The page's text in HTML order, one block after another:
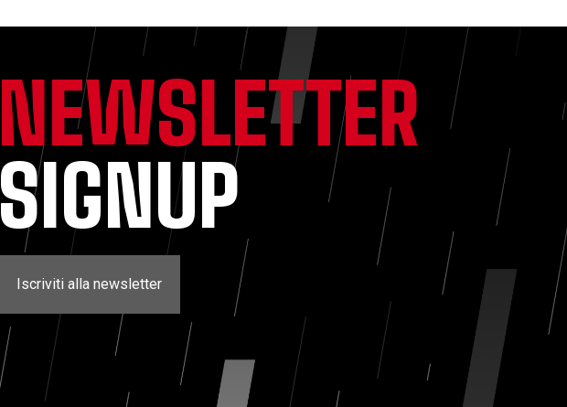
NEWSLETTER
SIGNUP
Iscriviti alla newsletter